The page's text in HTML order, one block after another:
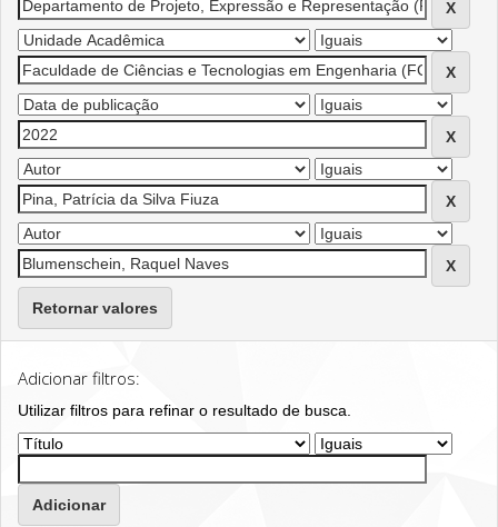
Retornar valores
Adicionar filtros:
Utilizar filtros para refinar o resultado de busca.